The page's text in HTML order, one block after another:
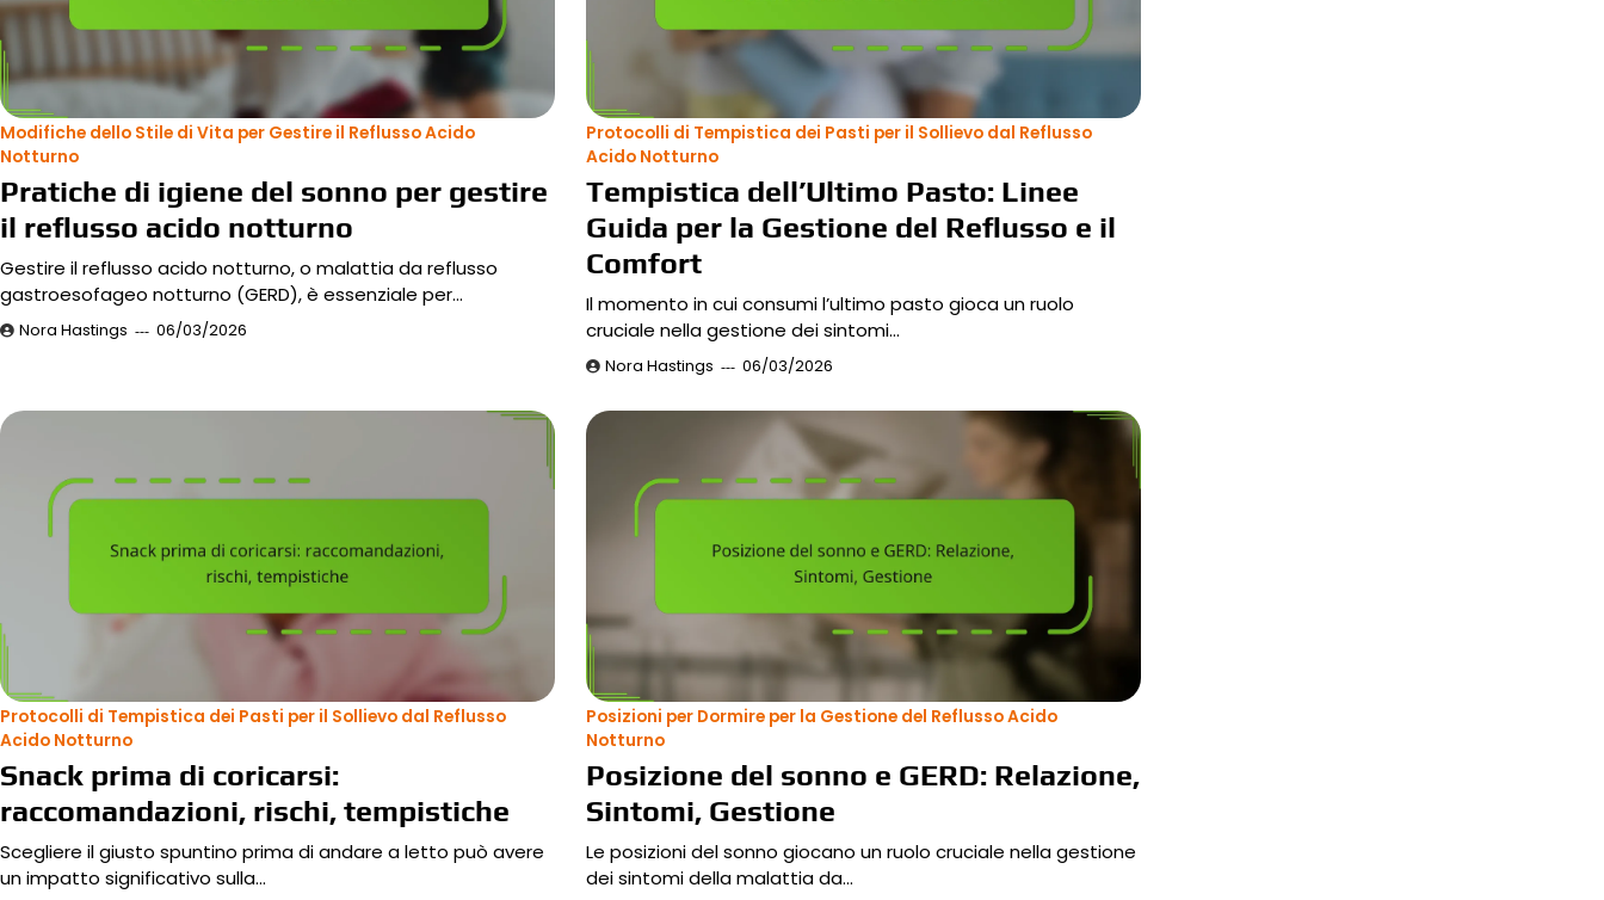
Modifiche dello Stile di Vita per Gestire il Reflusso Acido
Notturno
Pratiche di igiene del sonno per gestire
il reflusso acido notturno
Gestire il reflusso acido notturno, o malattia da reflusso
gastroesofageo notturno (GERD), è essenziale per…
Nora Hastings 06/03/2026
Protocolli di Tempistica dei Pasti per il Sollievo dal Reflusso
Acido Notturno
Tempistica dell’Ultimo Pasto: Linee
Guida per la Gestione del Reflusso e il
Comfort
Il momento in cui consumi l’ultimo pasto gioca un ruolo
cruciale nella gestione dei sintomi…
Nora Hastings 06/03/2026
Protocolli di Tempistica dei Pasti per il Sollievo dal Reflusso
Acido Notturno
Snack prima di coricarsi:
raccomandazioni, rischi, tempistiche
Scegliere il giusto spuntino prima di andare a letto può avere
un impatto significativo sulla…
Posizioni per Dormire per la Gestione del Reflusso Acido
Notturno
Posizione del sonno e GERD: Relazione,
Sintomi, Gestione
Le posizioni del sonno giocano un ruolo cruciale nella gestione
dei sintomi della malattia da…